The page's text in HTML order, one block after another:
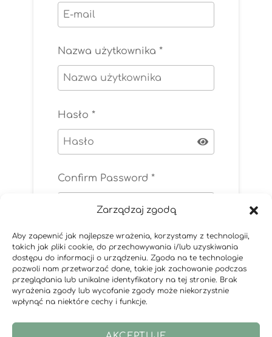
Zarządzaj zgodą
Aby zapewnić jak najlepsze wrażenia, korzystamy z technologii,
takich jak pliki cookie, do przechowywania i/lub uzyskiwania
dostępu do informacji o urządzeniu. Zgoda na te technologie
pozwoli nam przetwarzać dane, takie jak zachowanie podczas
przeglądania lub unikalne identyfikatory na tej stronie. Brak
wyrażenia zgody lub wycofanie zgody może niekorzystnie
wpłynąć na niektóre cechy i funkcje.
Nazwa użytkownika*
Hasło*
Confirm Password*
ZAREJESTRUJ SIĘ